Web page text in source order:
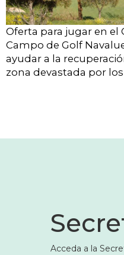
Oferta para jugar en el
Campo de Golf
ayudar a la
zona devastada por
Acceda a la